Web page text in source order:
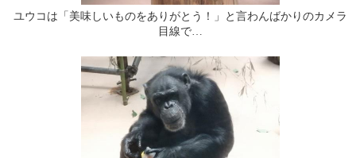
ユウコは「美味しいものをありがとう！」と言わんばかりのカメラ
目線で…